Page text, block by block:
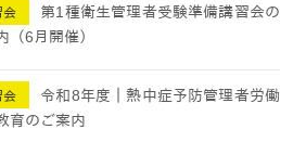
会
第1種衛生管理者受験準備講習会の
（6月開催）
会
令和8年度｜熱中症予防管理者労働
育のご案内